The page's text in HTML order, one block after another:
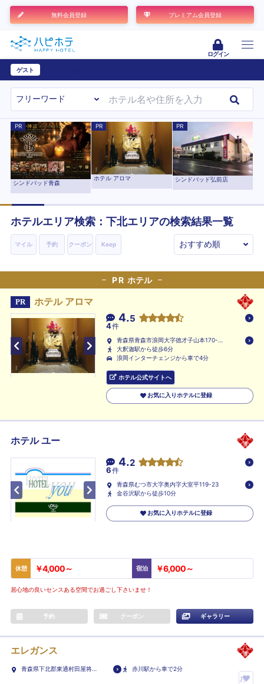
無料会員登録 プレミアム会員登録
ログイン
ゲスト
PR
シンドバッド青森
PR
ホテル アロマ
PR
シンドバッド弘前店
ホテルエリア検索：下北エリアの検索結果一覧
マイル 予約 クーポン Keep
PR ホテル
PR ホテル アロマ
4.5
4件
青森県青森市浪岡大字徳才子山本170-
109
大釈迦駅から徒歩6分
浪岡インターチェンジから車で4分
ホテル公式サイトへ
お気に入りホテルに登録
ホテル ユー
4.2
6件
青森県むつ市大字奥内字大室平119-23
金谷沢駅から徒歩10分
お気に入りホテルに登録
休憩 ￥4,000～ 宿泊 ￥6,000～
居心地の良いセンスある空間でお過ごし下さいませ！
予約 クーポン ギャラリー
エレガンス
青森県下北郡東通村田屋将木
赤川駅から車で2分
お